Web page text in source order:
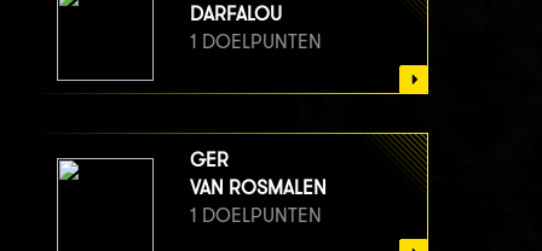
DARFALOU
1 DOELPUNTEN
GER
VAN ROSMALEN
1 DOELPUNTEN